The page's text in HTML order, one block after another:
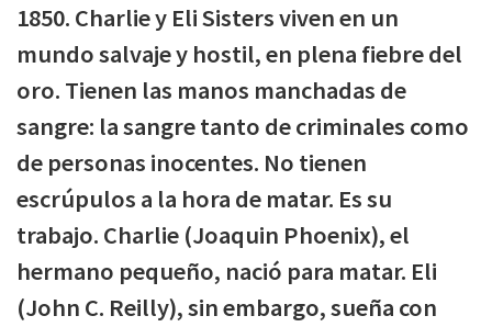
1850. Charlie y Eli Sisters viven en un
mundo salvaje y hostil, en plena fiebre del
oro. Tienen las manos manchadas de
sangre: la sangre tanto de criminales como
de personas inocentes. No tienen
escrúpulos a la hora de matar. Es su
trabajo. Charlie (Joaquin Phoenix), el
hermano pequeño, nació para matar. Eli
(John C. Reilly), sin embargo, sueña con